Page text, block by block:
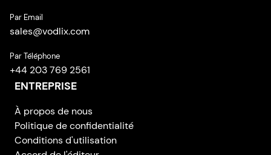
Par Email
sales@vodlix.com
Par Téléphone
+44 203 769 2561
ENTREPRISE
À propos de nous
Politique de confidentialité
Conditions d'utilisation